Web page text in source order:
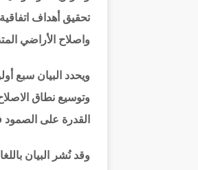
تحقيق أهداف
واصلاح الأراضي
ويحدد البيان سبع
وتوسيع نطاق
القدرة على الصمود
وقد نُشر البيان